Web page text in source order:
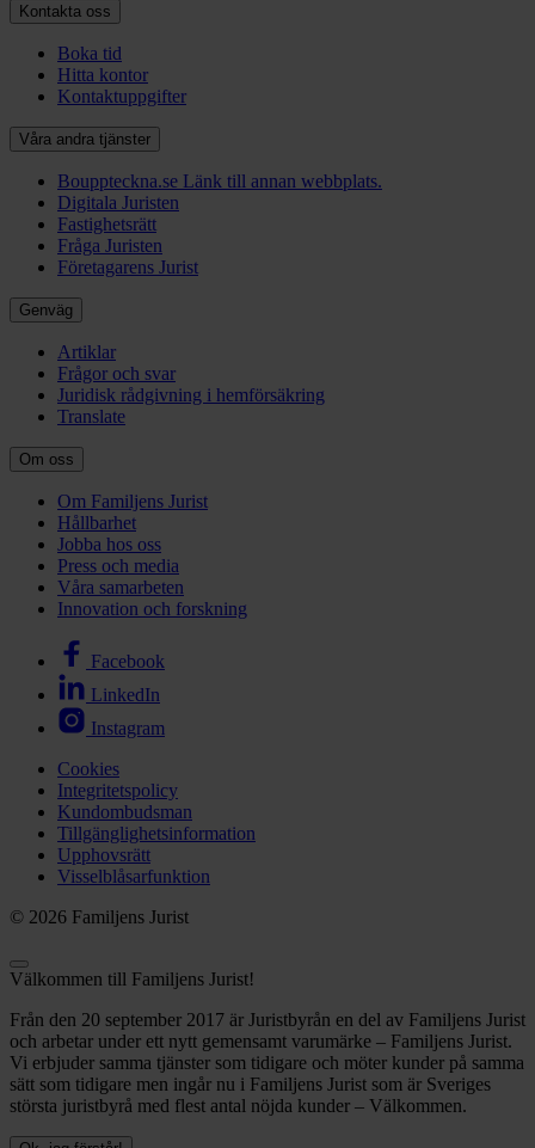
Kontakta oss
Boka tid
Hitta kontor
Kontaktuppgifter
Våra andra tjänster
Bouppteckna.se Länk till annan webbplats.
Digitala Juristen
Fastighetsrätt
Fråga Juristen
Företagarens Jurist
Genväg
Artiklar
Frågor och svar
Juridisk rådgivning i hemförsäkring
Translate
Om oss
Om Familjens Jurist
Hållbarhet
Jobba hos oss
Press och media
Våra samarbeten
Innovation och forskning
Facebook
LinkedIn
Instagram
Cookies
Integritetspolicy
Kundombudsman
Tillgänglighetsinformation
Upphovsrätt
Visselblåsarfunktion
© 2026 Familjens Jurist
Välkommen till Familjens Jurist!
Från den 20 september 2017 är Juristbyrån en del av Familjens Jurist
och arbetar under ett nytt gemensamt varumärke – Familjens Jurist.
Vi erbjuder samma tjänster som tidigare och möter kunder på samma
sätt som tidigare men ingår nu i Familjens Jurist som är Sveriges
största juristbyrå med flest antal nöjda kunder – Välkommen.